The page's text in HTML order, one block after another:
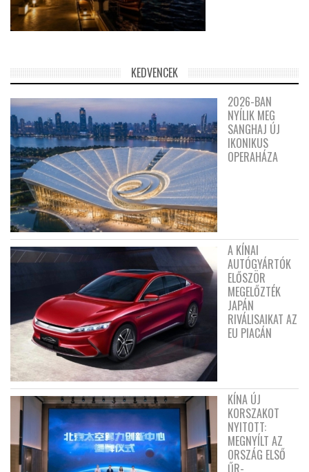
KEDVENCEK
2026-BAN
NYÍLIK MEG
SANGHAJ ÚJ
IKONIKUS
OPERAHÁZA
A KÍNAI
AUTÓGYÁRTÓK
ELŐSZÖR
MEGELŐZTÉK
JAPÁN
RIVÁLISAIKAT AZ
EU PIACÁN
KÍNA ÚJ
KORSZAKOT
NYITOTT:
MEGNYÍLT AZ
ORSZÁG ELSŐ
ŰR-